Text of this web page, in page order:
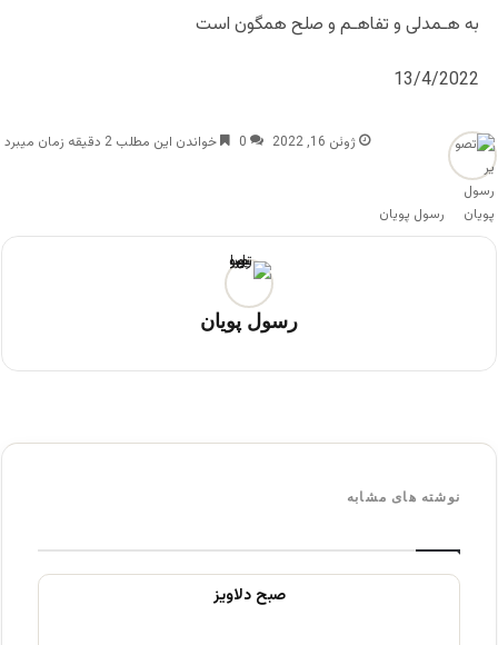
به هـمدلی و تفاهـم و صلح همگون است
13/4/2022
رسول پویان
ژوئن 16, 2022 0 خواندن این مطلب 2 دقیقه زمان میبرد
رسول پویان
نوشته های مشابه